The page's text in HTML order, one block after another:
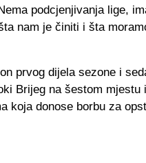
podcjenjivanja lige,
nam je činiti i šta
prvog dijela sezone i
Brijeg na šestom mjestu
koja donose borbu za